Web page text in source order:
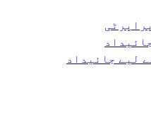
لیے جائیداد